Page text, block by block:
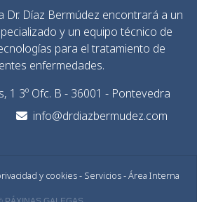
Dr. Díaz Bermúdez encontrará a un
y un equipo técnico de
para el tratamiento de
enfermedades.
1 3º Ofc. B - 36001 - Pontevedra
info@drdiazbermudez.com
y cookies- Servicios-Área Interna